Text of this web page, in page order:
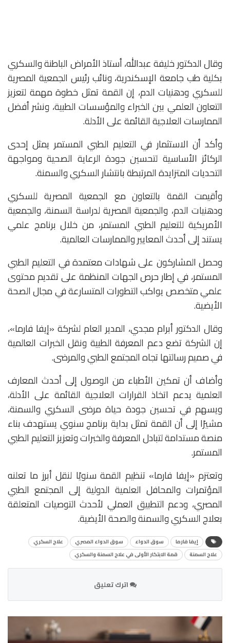
وقال الدكتور خليفة عبدالله، أستاذ الأمراض الباطنة والسكري
بكلية طب جامعة الإسكندرية، ونائب رئيس الجمعية المصرية
للسكري ودهنيات الدم، إن القمة تمثل خطوة مهمة لتعزيز
التعاون العلمي بين الخبراء والمؤسسات الطبية، ونشر أفضل
الممارسات العلاجية القائمة على الأدلة.
وأكد أن الاستثمار في التعليم الطبي المستمر يمثل إحدى
الركائز الأساسية لتحسين جودة الرعاية الصحية ومواجهة
التحديات المتزايدة المرتبطة بانتشار السكري والسمنة.
وأقيمت القمة بالتعاون مع الجمعية المصرية للسكري
ودهنيات الدم، والجمعية المصرية لدراسة السمنة، والجمعية
الأمريكية للتعليم الطبي المستمر، من خلال برنامج علمي
يستند إلى أحدث المعايير والممارسات العالمية.
وحصل المشاركون على شهادات معتمدة في التعليم الطبي
المستمر، في إطار حرص الجهات المنظمة على تقديم محتوى
علمي متخصص يواكب التطورات المتسارعة في مجال الصحة
الأيضية.
وقال الدكتور أبرام مجدي، المدير العام لشركة «إيفا فارما»،
إن الشركة تضع دعم المعرفة الطبية ونقل الخبرات العالمية
في صميم رسالتها تجاه المجتمع الطبي والمرضى.
وأضاف أن تمكين الأطباء من الوصول إلى أحدث المعارف
العلمية يدعم اتخاذ القرارات العلاجية القائمة على الأدلة،
ويسهم في تحسين جودة حياة مرضى السكري والسمنة،
مشيرًا إلى أن القمة تمثل بداية برنامج سنوي يستهدف بناء
منصة مستدامة لتبادل المعرفة والخبرات وتعزيز التعليم الطبي
المستمر.
وتعتزم «إيفا فارما» تنظيم القمة سنويًا لنقل أبرز ما تعلنه
المؤتمرات والمحافل العلمية الدولية إلى المجتمع الطبي
المصري، ودعم التطبيق العملي لأحدث التوصيات المتعلقة
بعلاج السكري والسمنة والصحة الأيضية.
إيفا فارما سوق الدواء سوق الدواء المصري
علاج السكري
علاج السمنة
قمة الابتكار الأولى في علاج السمنة والسكري
اترك تعليق